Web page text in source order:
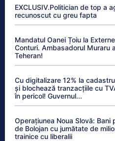
EXCLUSIV.Politician de top a
recunoscut cu greu fapta
Mandatul Oanei Țoiu la
Conturi. Ambasadorul Muraru
Teheran!
Cu digitalizare 12% la
și blochează tranzacțiile cu
în pericol! Guvernul...
Operațiunea Noua Slovă: Bani
de Bolojan cu jumătate de
trainice cu liberalii